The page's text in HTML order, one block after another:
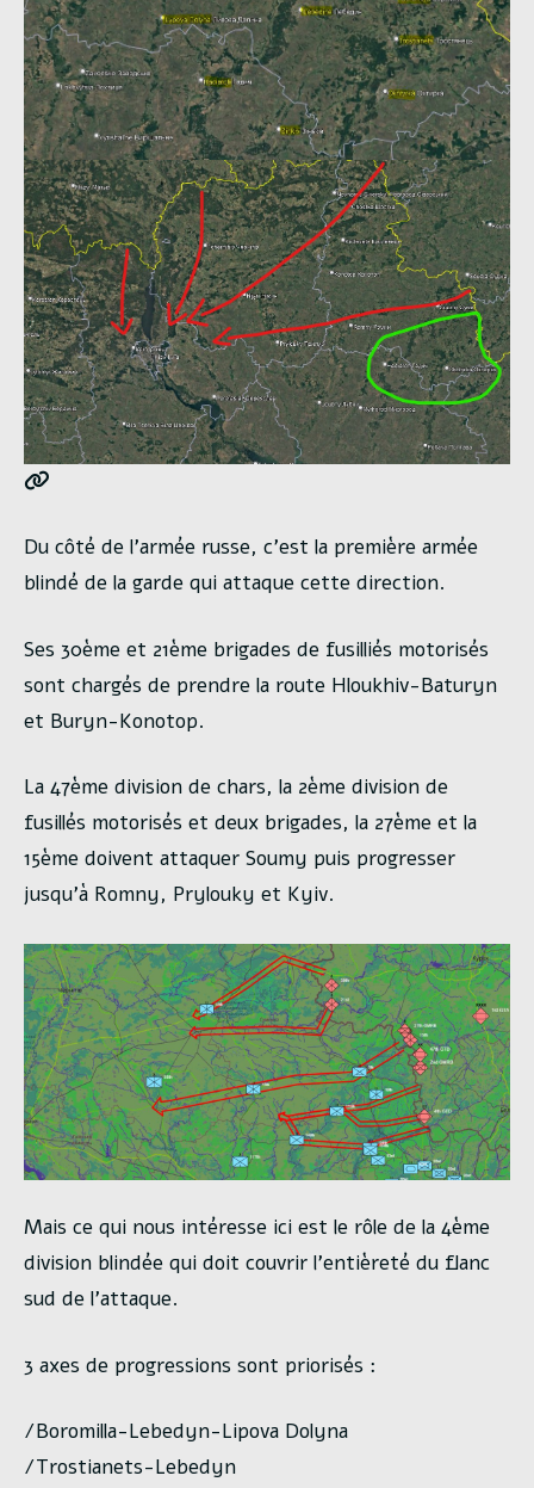
Du côté de l’armée russe, c’est la première armée
blindé de la garde qui attaque cette direction.
Ses 30ème et 21ème brigades de fusilliés motorisés
sont chargés de prendre la route Hloukhiv-Baturyn
et Buryn-Konotop.
La 47ème division de chars, la 2ème division de
fusillés motorisés et deux brigades, la 27ème et la
15ème doivent attaquer Soumy puis progresser
jusqu’à Romny, Prylouky et Kyiv.
Mais ce qui nous intéresse ici est le rôle de la 4ème
division blindée qui doit couvrir l’entièreté du flanc
sud de l’attaque.
3 axes de progressions sont priorisés :
/Boromilla-Lebedyn-Lipova Dolyna
/Trostianets-Lebedyn